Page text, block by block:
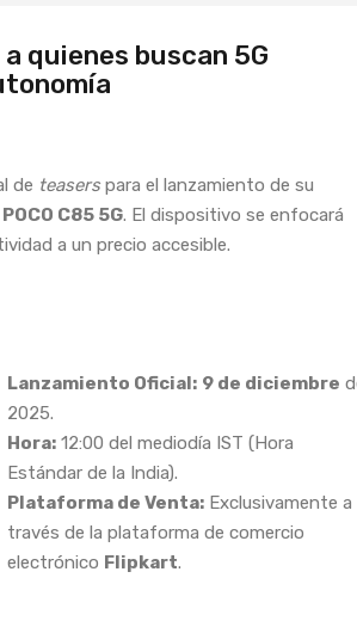
quienes buscan 5G
de teaserspara el lanzamiento de su
POCO C85 5G. El dispositivo se enfocará
a un precio accesible.
Lanzamiento Oficial: 9 de diciembre
2025.
Hora: 12:00 del mediodía IST (Hora
Estándar de la India).
Plataforma de Venta: Exclusivamente a
través de la plataforma de comercio
electrónico Flipkart.